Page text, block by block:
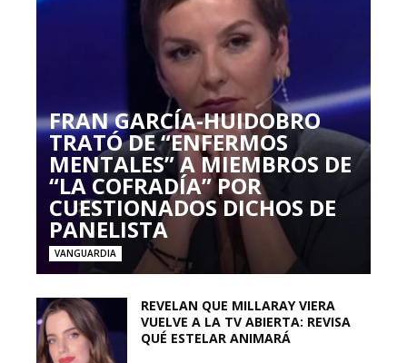
FRAN GARCÍA-HUIDOBRO
TRATÓ DE “ENFERMOS
MENTALES” A MIEMBROS DE
“LA COFRADÍA” POR
CUESTIONADOS DICHOS DE
PANELISTA
VANGUARDIA
REVELAN QUE MILLARAY VIERA
VUELVE A LA TV ABIERTA: REVISA
QUÉ ESTELAR ANIMARÁ